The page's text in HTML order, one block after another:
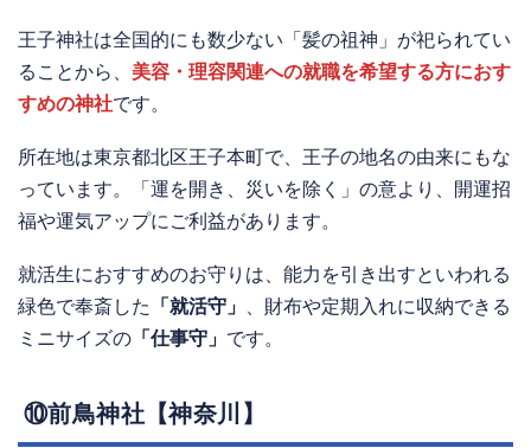
王子神社は全国的にも数少ない「髪の祖神」が祀られてい
ることから、 美容・理容関連への就職を希望する方におす
すめの神社です。
所在地は東京都北区王子本町で、王子の地名の由来にもな
っています。「運を開き、災いを除く」の意より、開運招
福や運気アップにご利益があります。
就活生におすすめのお守りは、能力を引き出すといわれる
緑色で奉斎した
「就活守」
、財布や定期入れに収納できる
ミニサイズの 「仕事守」 です。
⑩前鳥神社【神奈川】